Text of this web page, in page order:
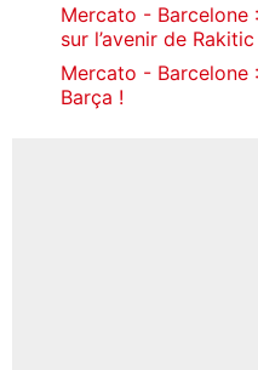
Mercato - Barcelone
sur l’avenir de Rakitic
Mercato - Barcelone
Barça !